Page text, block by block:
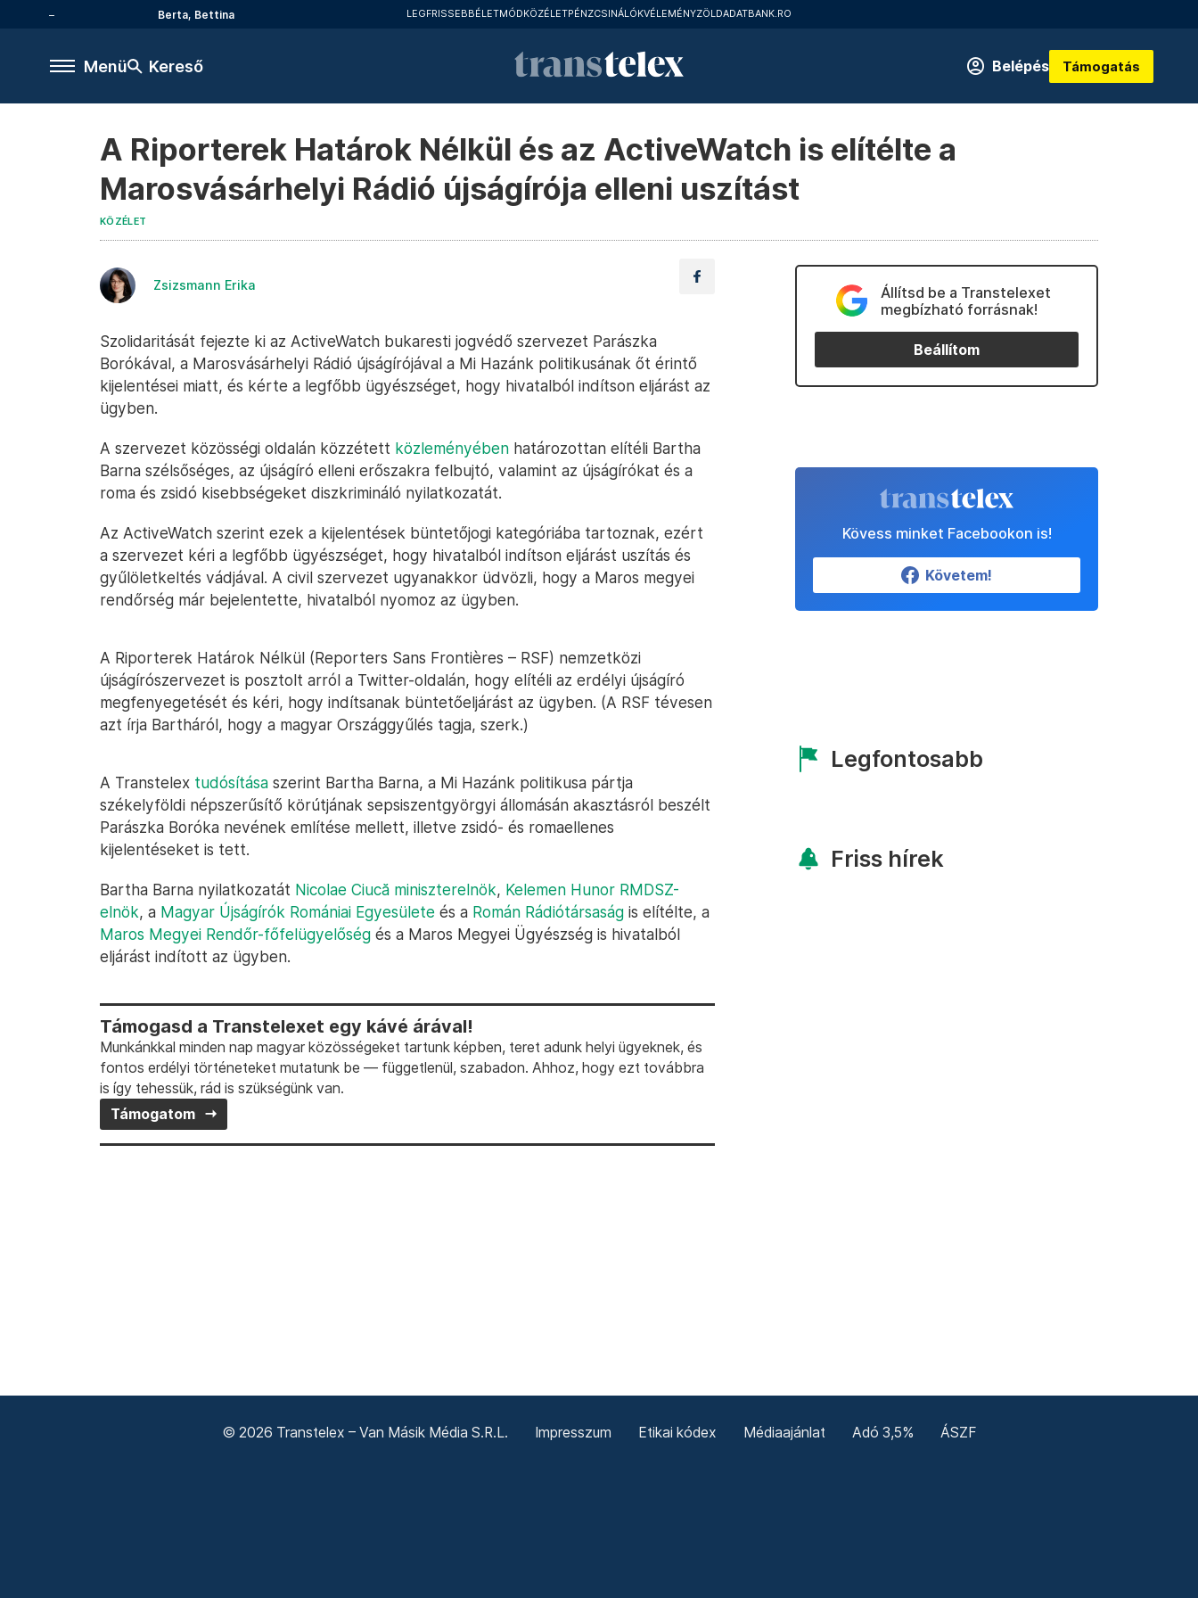
Berta, Bettina LEGFRISSEBBÉLETMÓDKÖZÉLETPÉNZCSINÁLÓKVÉLEMÉNYZÖLDADATBANK.RO
Menü Kereső Belépés Támogatás
A Riporterek Határok Nélkül és az ActiveWatch is elítélte a
Marosvásárhelyi Rádió újságírója elleni uszítást
KÖZÉLET
Zsizsmann Erika
Szolidaritását fejezte ki az ActiveWatch bukaresti jogvédő szervezet Parászka
Borókával, a Marosvásárhelyi Rádió újságírójával a Mi Hazánk politikusának őt érintő
kijelentései miatt, és kérte a legfőbb ügyészséget, hogy hivatalból indítson eljárást az
ügyben.
A szervezet közösségi oldalán közzétett közleményében határozottan elítéli Bartha
Barna szélsőséges, az újságíró elleni erőszakra felbujtó, valamint az újságírókat és a
roma és zsidó kisebbségeket diszkrimináló nyilatkozatát.
Az ActiveWatch szerint ezek a kijelentések büntetőjogi kategóriába tartoznak, ezért
a szervezet kéri a legfőbb ügyészséget, hogy hivatalból indítson eljárást uszítás és
gyűlöletkeltés vádjával. A civil szervezet ugyanakkor üdvözli, hogy a Maros megyei
rendőrség már bejelentette, hivatalból nyomoz az ügyben.
A Riporterek Határok Nélkül (Reporters Sans Frontières – RSF) nemzetközi
újságírószervezet is posztolt arról a Twitter-oldalán, hogy elítéli az erdélyi újságíró
megfenyegetését és kéri, hogy indítsanak büntetőeljárást az ügyben. (A RSF tévesen
azt írja Bartháról, hogy a magyar Országgyűlés tagja, szerk.)
A Transtelex tudósítása szerint Bartha Barna, a Mi Hazánk politikusa pártja
székelyföldi népszerűsítő körútjának sepsiszentgyörgyi állomásán akasztásról beszélt
Parászka Boróka nevének említése mellett, illetve zsidó- és romaellenes
kijelentéseket is tett.
Bartha Barna nyilatkozatát Nicolae Ciucă miniszterelnök, Kelemen Hunor RMDSZ-
elnök, a Magyar Újságírók Romániai Egyesülete és a Román Rádiótársaság is elítélte, a
Maros Megyei Rendőr-főfelügyelőség és a Maros Megyei Ügyészség is hivatalból
eljárást indított az ügyben.
Támogasd a Transtelexet egy kávé árával!
Munkánkkal minden nap magyar közösségeket tartunk képben, teret adunk helyi ügyeknek, és
fontos erdélyi történeteket mutatunk be — függetlenül, szabadon. Ahhoz, hogy ezt továbbra
is így tehessük, rád is szükségünk van.
Támogatom
Állítsd be a Transtelexet
megbízható forrásnak!
Beállítom
Kövess minket Facebookon is!
Követem!
Legfontosabb
Friss hírek
© 2026 Transtelex – Van Másik Média S.R.L. Impresszum Etikai kódex Médiaajánlat Adó 3,5% ÁSZF